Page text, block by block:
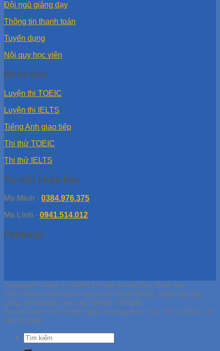
Đội ngũ giảng dạy
Thông tin thanh toán
Tuyển dụng
Nội quy học viên
Khóa học
Luyện thi TOEIC
Luyện thi IELTS
Tiếng Anh giao tiếp
Thi thử TOEIC
Thi thử IELTS
Tư vấn khóa học
Ms Minh - 0384.976.375
Ms Linh - 0941.514.012
Fanpage
Copyright © Công Ty TNHH Tư Vấn & Giáo Dục Thiên Bảo
Giấy chứng nhận doanh nghiệp số: 0313739102, Ngày cấp giấy
phép: 07/04/2016, Nơi cấp: SKHDT TP.HCM
Trụ Sở Chính Tại 70 Hữu Nghị, Phường Bình Thọ, TP Thủ Đức, TP
Hồ Chí Minh